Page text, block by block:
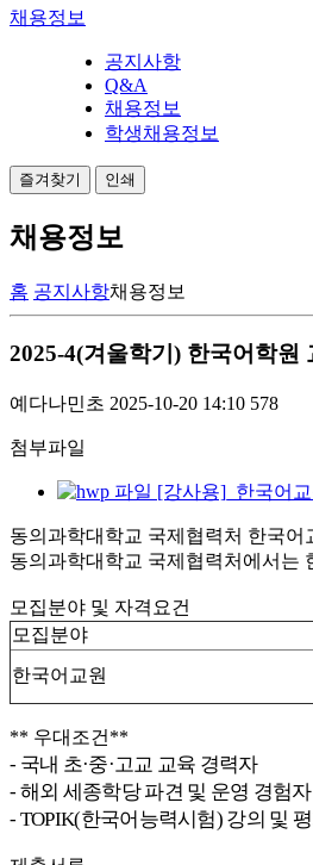
채용정보
공지사항
Q&A
채용정보
학생채용정보
즐겨찾기 인쇄
채용정보
홈 공지사항채용정보
2025-4(겨울학기) 한국어학원
예다나민초 2025-10-20 14:10 578
첨부파일
[강사용]_한국어
동의과학대학교 국제협력처 한국어
동의과학대학교 국제협력처에서는
모집분야 및 자격요건
모집분야
한국어교원
** 우대조건 **
- 국내 초·중·고교 교육 경력자
- 해외 세종학당 파견 및 운영 경험자
- TOPIK(한국어능력시험) 강의 및